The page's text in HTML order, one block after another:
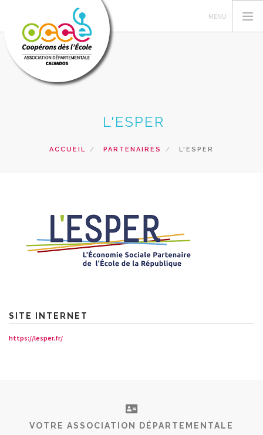
GESTION DE LA COOPERATIVE
RECHERCHER
L'ESPER
ACCUEIL PARTENAIRES L'ESPER
SITE INTERNET
https://lesper.fr/
VOTRE ASSOCIATION DÉPARTEMENTALE